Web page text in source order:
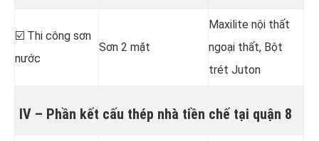
☑️ Thi công sơn
nước
Sơn 2 mặt
Maxilite nội thất
ngoại thất, Bột
trét Juton
IV – Phần kết cấu thép nhà tiền chế tại quận 8